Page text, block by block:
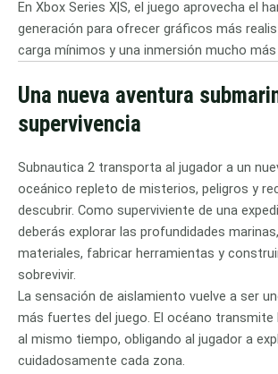
En Xbox Series X|S, el juego aprovecha el
generación para ofrecer gráficos más
carga mínimos y una inmersión mucho
Una nueva aventura
supervivencia
Subnautica 2 transporta al jugador a un
oceánico repleto de misterios, peligros y
descubrir. Como superviviente de una
deberás explorar las profundidades
materiales, fabricar herramientas y
sobrevivir.
La sensación de aislamiento vuelve a ser
más fuertes del juego. El océano transmite
al mismo tiempo, obligando al jugador a
cuidadosamente cada zona.